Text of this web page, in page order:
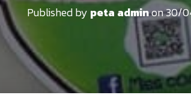
Published by peta adminon30/